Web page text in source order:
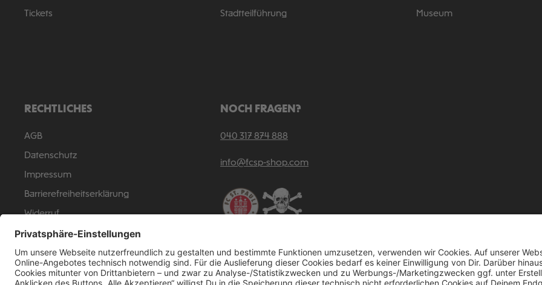
Tickets Stadtteilführung Museum
RECHTLICHES
AGB
Datenschutz
Impressum
Barrierefreiheitserklärung
Widerruf
Vertrag widerrufen
NOCH FRAGEN?
040 317 874 888
info@fcsp-shop.com